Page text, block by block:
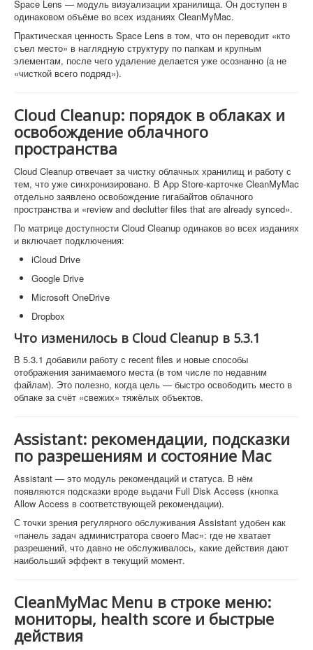
Space Lens — модуль визуализации хранилища. Он доступен в
одинаковом объёме во всех изданиях CleanMyMac.
Практическая ценность Space Lens в том, что он переводит «кто
съел место» в наглядную структуру по папкам и крупным
элементам, после чего удаление делается уже осознанно (а не
«чисткой всего подряд»).
Cloud Cleanup: порядок в облаках и
освобождение облачного
пространства
Cloud Cleanup отвечает за чистку облачных хранилищ и работу с
тем, что уже синхронизировано. В App Store-карточке CleanMyMac
отдельно заявлено освобождение гигабайтов облачного
пространства и «review and declutter files that are already synced».
По матрице доступности Cloud Cleanup одинаков во всех изданиях
и включает подключения:
iCloud Drive
Google Drive
Microsoft OneDrive
Dropbox
Что изменилось в Cloud Cleanup в 5.3.1
В 5.3.1 добавили работу с recent files и новые способы
отображения занимаемого места (в том числе по недавним
файлам). Это полезно, когда цель — быстро освободить место в
облаке за счёт «свежих» тяжёлых объектов.
Assistant: рекомендации, подсказки
по разрешениям и состояние Mac
Assistant — это модуль рекомендаций и статуса. В нём
появляются подсказки вроде выдачи Full Disk Access (кнопка
Allow Access в соответствующей рекомендации).
С точки зрения регулярного обслуживания Assistant удобен как
«панель задач администратора своего Mac»: где не хватает
разрешений, что давно не обслуживалось, какие действия дают
наибольший эффект в текущий момент.
CleanMyMac Menu в строке меню:
мониторы, health score и быстрые
действия